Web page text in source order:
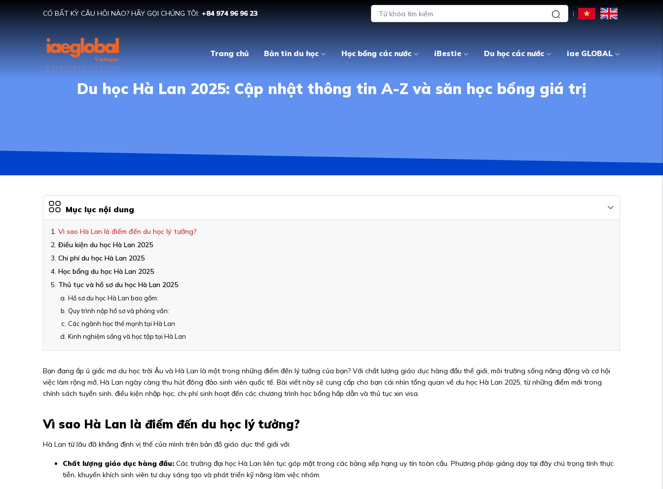
CÓ BẤT KỲ CÂU HỎI NÀO? HÃY GỌI CHÚNG TÔI: +84 974 96 96 23
Trang chủ Bản tin du học Học bổng các nước iBestie Du học các nước iae GLOBAL
Du học Hà Lan 2025: Cập nhật thông tin A-Z và săn học bổng giá trị
Mục lục nội dung
Vì sao Hà Lan là điểm đến du học lý tưởng?
Điều kiện du học Hà Lan 2025
Chi phí du học Hà Lan 2025
Học bổng du học Hà Lan 2025
Thủ tục và hồ sơ du học Hà Lan 2025
Hồ sơ du học Hà Lan bao gồm:
Quy trình nộp hồ sơ và phỏng vấn:
Các ngành học thế mạnh tại Hà Lan
Kinh nghiệm sống và học tập tại Hà Lan
Bạn đang ấp ủ giấc mơ du học trời Âu và Hà Lan là một trong những điểm đến lý tưởng của bạn? Với chất lượng giáo dục hàng đầu thế giới, môi trường sống năng động và cơ hội
việc làm rộng mở, Hà Lan ngày càng thu hút đông đảo sinh viên quốc tế. Bài viết này sẽ cung cấp cho bạn cái nhìn tổng quan về du học Hà Lan 2025, từ những điểm mới trong
chính sách tuyển sinh, điều kiện nhập học, chi phí sinh hoạt đến các chương trình học bổng hấp dẫn và thủ tục xin visa.
Vì sao Hà Lan là điểm đến du học lý tưởng?
Hà Lan từ lâu đã khẳng định vị thế của mình trên bản đồ giáo dục thế giới với:
Chất lượng giáo dục hàng đầu: Các trường đại học Hà Lan liên tục góp mặt trong các bảng xếp hạng uy tín toàn cầu. Phương pháp giảng dạy tại đây chú trọng tính thực
tiễn, khuyến khích sinh viên tư duy sáng tạo và phát triển kỹ năng làm việc nhóm.